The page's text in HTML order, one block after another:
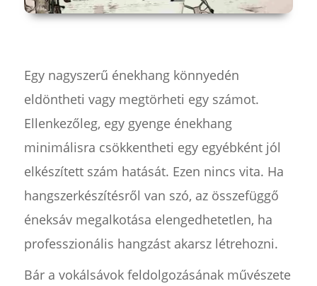
Egy nagyszerű énekhang könnyedén
eldöntheti vagy megtörheti egy számot.
Ellenkezőleg, egy gyenge énekhang
minimálisra csökkentheti egy egyébként jól
elkészített szám hatását. Ezen nincs vita. Ha
hangszerkészítésről van szó, az összefüggő
éneksáv megalkotása elengedhetetlen, ha
professzionális hangzást akarsz létrehozni.
Bár a vokálsávok feldolgozásának művészete